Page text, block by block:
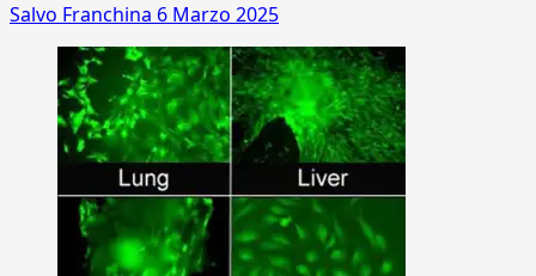
Salvo Franchina 6 Marzo 2025